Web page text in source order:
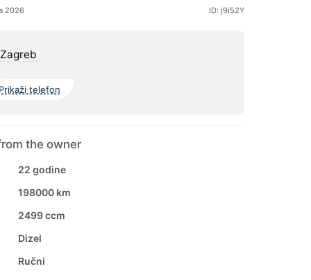
2026 ID: j9i52Y
telefon
the owner
22 godine
198000 km
2499 ccm
Dizel
Ručni